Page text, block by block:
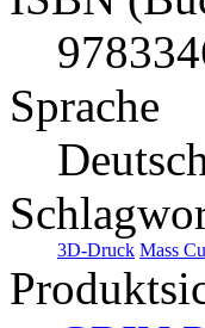
Sprache
3D-Druck Mass